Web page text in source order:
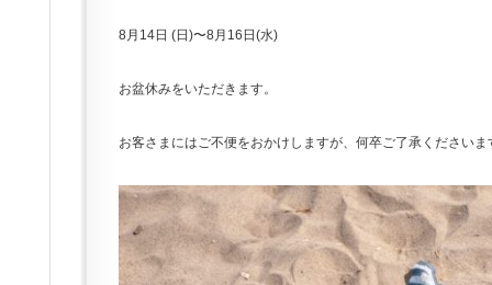
8月14日 (日)〜8月16日(水)
お盆休みをいただきます。
お客さまにはご不便をおかけしますが、何卒ご了承ください